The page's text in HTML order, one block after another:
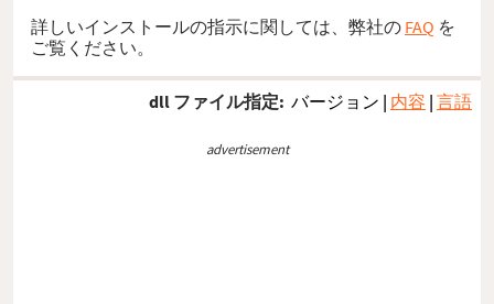
詳しいインストールの指示に関しては、弊社の FAQ を
ご覧ください。
dll ファイル指定: バージョン | 内容 | 言語
advertisement